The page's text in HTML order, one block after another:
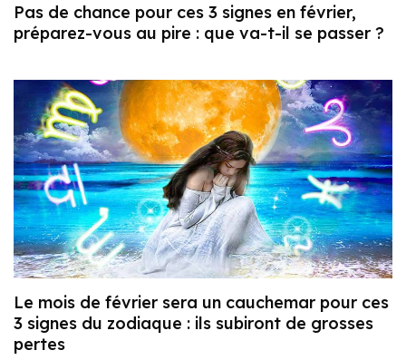
Pas de chance pour ces 3 signes en février,
préparez-vous au pire : que va-t-il se passer ?
Le mois de février sera un cauchemar pour ces
3 signes du zodiaque : ils subiront de grosses
pertes